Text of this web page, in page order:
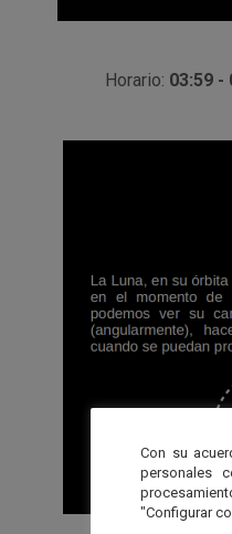
Horario: 03:59 -
Con su
personales
"Configurar